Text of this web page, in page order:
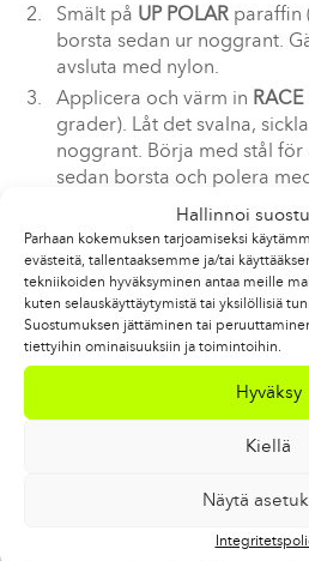
Hallinnoi
Parhaan kokemuksen tarjoamiseksi
evästeitä, tallentaaksemme ja/tai
tekniikoiden hyväksyminen antaa meille
kuten selauskäyttäytymistä tai yksilöllisiä
Suostumuksen jättäminen tai
tiettyihin ominaisuuksiin ja toimintoihin.
Hyväksy
Kiellä
Näytä
Smält på UP POLAR paraffin
borsta sedan ur noggrant.
avsluta med nylon.
Applicera och värm in RACE
grader). Låt det svalna,
noggrant. Börja med stål
sedan borsta och polera
CLEAN & GLIDE
BASE LIQUID
UP POLAR LIQUID-5/-25
låt den torka och
liquid. Låt
sedan ur noggrant. Gärna